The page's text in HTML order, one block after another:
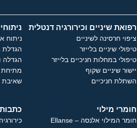
רפואת שיניים וכירורגיה דנטלית
ציפוי חרסינה לשיניים
טיפולי שיניים בלייזר
טיפולי במחלות חניכיים בלייזר
יישור שיניים שקוף
השתלת חניכיים
ניתוח
הגדלת
הגדלה
מתיחת
שאיבת
חומרי מילוי
חומר המילוי אלנסה – Ellanse